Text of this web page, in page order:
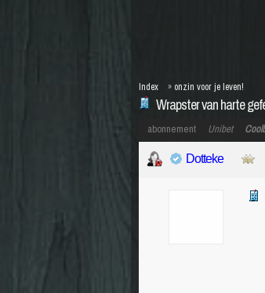
Wrapster van harte
Index » onzin voor je leven!
abonnement Unibet
Dotteke